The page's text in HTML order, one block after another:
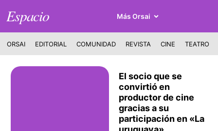
Espacio Más Orsai
ORSAI EDITORIAL COMUNIDAD REVISTA CINE TEATRO
El socio que se
convirtió en
productor de cine
gracias a su
participación en «La